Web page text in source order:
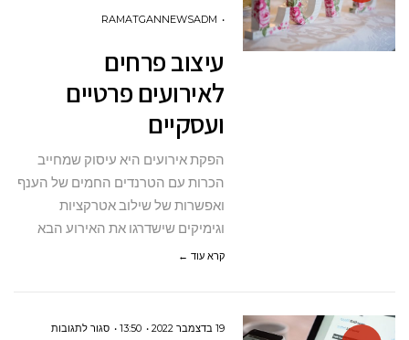
RAMATGANNEWSADM
עיצוב פרחים
לאירועים פרטיים
ועסקיים
הפקת אירועים היא עיסוק שמחייב
הכרות עם הטרנדים החמים של הענף
ואפשרות של שילוב אטרקציות
וגימיקים שישדרגו את האירוע הבא
קרא עוד ←
19 בדצמבר 2022 13:50 סגור לתגובותעל